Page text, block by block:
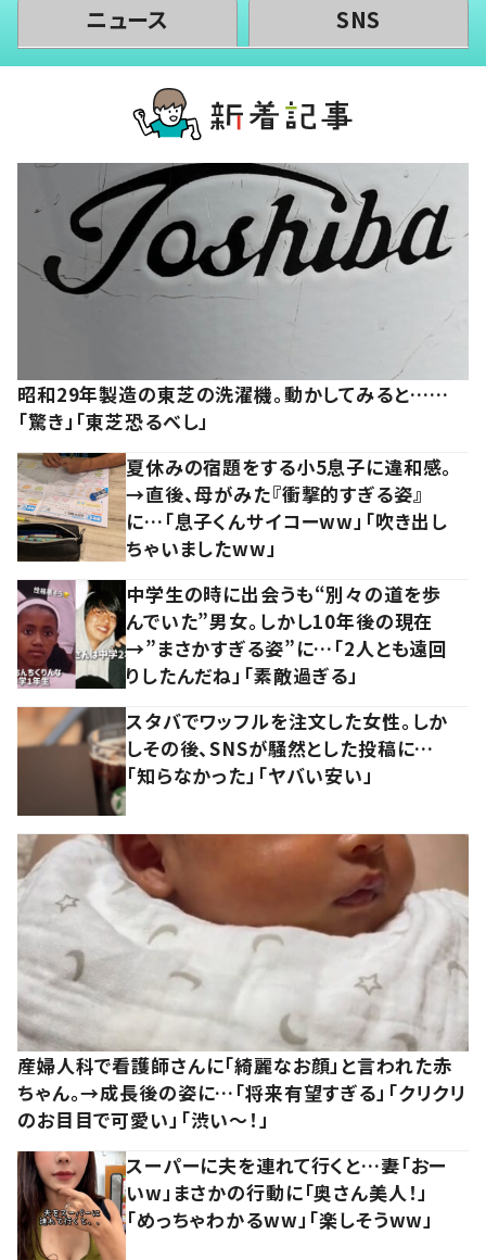
ニュース SNS
昭和29年製造の東芝の洗濯機。動かしてみると……
「驚き」「東芝恐るべし」
夏休みの宿題をする小5息子に違和感。
→直後、母がみた『衝撃的すぎる姿』
に…「息子くんサイコーww」「吹き出し
ちゃいましたww」
中学生の時に出会うも“別々の道を歩
んでいた”男女。しかし10年後の現在
→”まさかすぎる姿”に…「2人とも遠回
りしたんだね」「素敵過ぎる」
スタバでワッフルを注文した女性。しか
しその後、SNSが騒然とした投稿に…
「知らなかった」「ヤバい安い」
産婦人科で看護師さんに「綺麗なお顔」と言われた赤
ちゃん。→成長後の姿に…「将来有望すぎる」「クリクリ
のお目目で可愛い」「渋い～！」
スーパーに夫を連れて行くと…妻「おー
いw」まさかの行動に「奥さん美人！」
「めっちゃわかるww」「楽しそうww」